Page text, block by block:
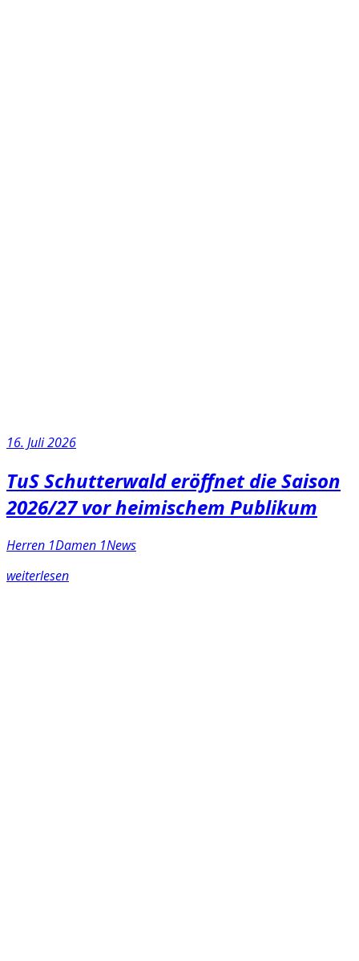
16. Juli 2026
TuS Schutterwald eröffnet die Saison
2026/27 vor heimischem Publikum
Herren 1Damen 1News
weiterlesen